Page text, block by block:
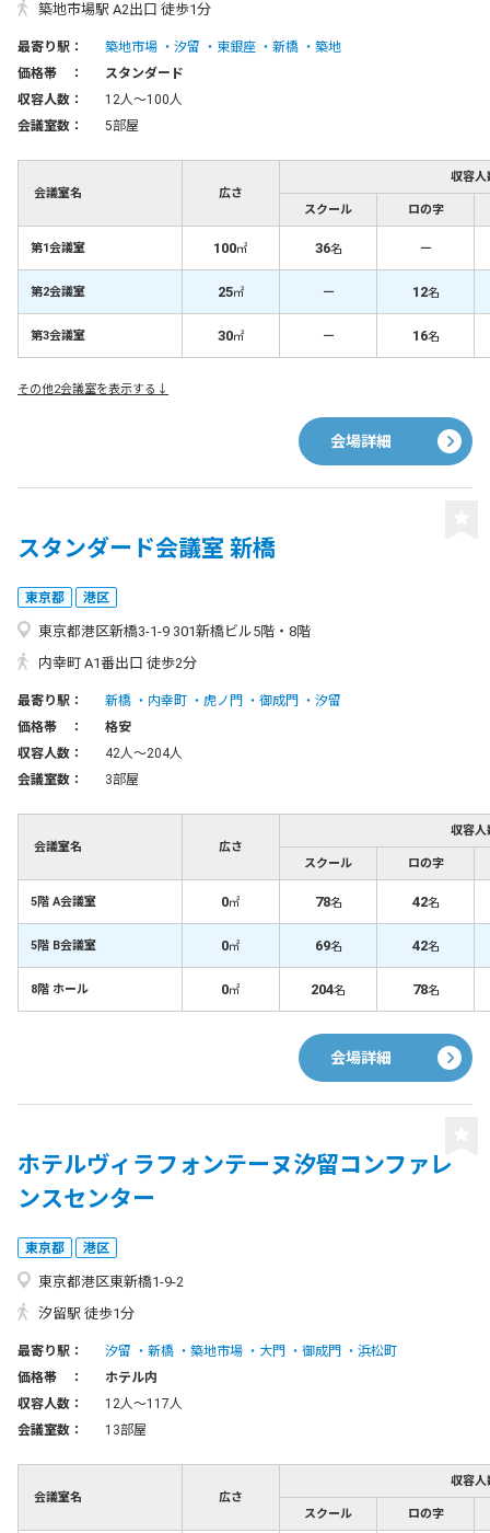
築地市場駅 A2出口 徒歩1分
最寄り駅： 築地市場 汐留 東銀座 新橋
築地
価格帯 ：
スタンダード
収容人数：
12人〜100人
会議室数：
5部屋
会議室名 広さ
収容人
スクール ロの字
第1会議室 100㎡ 36名 －
第2会議室 25㎡ － 12名
第3会議室 30㎡ － 16名
その他2会議室を表示する↓
会場詳細
スタンダード会議室 新橋
東京都 港区
東京都港区新橋3-1-9 301新橋ビル5階・8階
内幸町 A1番出口 徒歩2分
最寄り駅： 新橋 内幸町 虎ノ門 御成門
汐留
価格帯 ：
格安
収容人数：
42人〜204人
会議室数：
3部屋
会議室名 広さ
収容人
スクール ロの字
5階 A会議室 0㎡ 78名 42名
5階 B会議室 0㎡ 69名 42名
8階 ホール 0㎡ 204名 78名
会場詳細
ホテルヴィラフォンテーヌ汐留コンファレ
ンスセンター
東京都 港区
東京都港区東新橋1-9-2
汐留駅 徒歩1分
最寄り駅： 汐留 新橋 築地市場 大門 御成門
浜松町
価格帯 ：
ホテル内
収容人数：
12人〜117人
会議室数：
13部屋
会議室名 広さ
収容人
スクール ロの字